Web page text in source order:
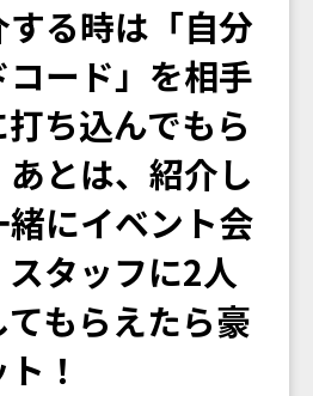
する時は「自分
ード」を相手
ち込んでもら
とは、紹介し
にイベント会
タッフに2人
もらえたら豪
！